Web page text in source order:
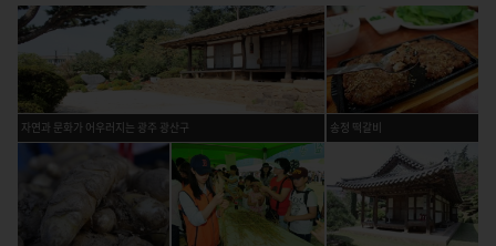
송정 떡갈비
자연과 문화가 어우러지는 광주 광산구